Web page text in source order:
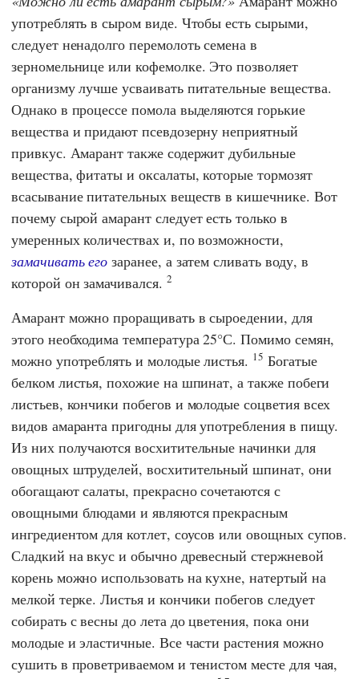
употреблять в сыром виде. Чтобы есть сырыми,
следует ненадолго перемолоть семена в
зерномельнице или кофемолке. Это позволяет
организму лучше усваивать питательные вещества.
Однако в процессе помола выделяются горькие
вещества и придают псевдозерну неприятный
привкус. Амарант также содержит дубильные
вещества, фитаты и оксалаты, которые тормозят
всасывание питательных веществ в кишечнике. Вот
почему сырой амарант следует есть только в
умеренных количествах и, по возможности,
замачивать его заранее, а затем сливать воду, в
которой он замачивался. 2
Амарант можно проращивать в сыроедении, для
этого необходима температура 25°С. Помимо семян,
можно употреблять и молодые листья. 15 Богатые
белком листья, похожие на шпинат, а также побеги
листьев, кончики побегов и молодые соцветия всех
видов амаранта пригодны для употребления в пищу.
Из них получаются восхитительные начинки для
овощных штруделей, восхитительный шпинат, они
обогащают салаты, прекрасно сочетаются с
овощными блюдами и являются прекрасным
ингредиентом для котлет, соусов или овощных супов.
Сладкий на вкус и обычно древесный стержневой
корень можно использовать на кухне, натертый на
мелкой терке. Листья и кончики побегов следует
собирать с весны до лета до цветения, пока они
молодые и эластичные. Все части растения можно
сушить в проветриваемом и тенистом месте для чая,